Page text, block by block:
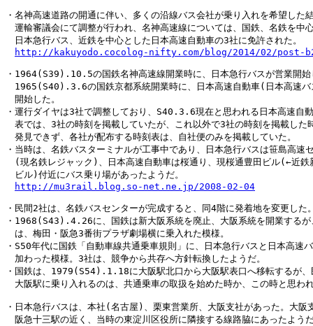
・名神高速道路の開通に伴い、多くの沿線バス会社が乗り入れを希望した
運輸審議会にて調整が行われ、名神高速線については、国鉄、名鉄を中
日本急行バス、近鉄を中心とした日本高速自動車の3社に免許された。
http://kakuyodo.cocolog-nifty.com/blog/2014/02/post-
・1964(S39).10.5の国鉄名神高速線開業時に、日本急行バスが営業開始
1965(S40).3.6の国鉄京都系統開業時に、日本高速自動車(日本高速バ
開始した。
・運行ダイヤは3社で調整しており、S40.3.6現在と思われる日本高速自
表では、3社の時刻を掲載していたが、これ以外で3社の時刻を掲載した
発見できず、各社が配布する時刻表は、自社便のみを掲載していた。
・当時は、名鉄バスターミナルが工事中であり、日本急行バスは笹島高速
(現名鉄レジャック)、日本高速自動車は桜通り、現桜通豊田ビル(←近鉄
ビル)付近にバス乗り場があったようだ。
http://mu3rail.blog.so-net.ne.jp/2008-02-04
・民間2社は、名鉄バスセンターが完成すると、同4階に発着地を変更した
・1968(S43).4.26に、国鉄は新大阪系統を廃止、大阪系統を開業するが
は、梅田・阪急3番街プラザ劇場横に乗入れた模様。
・S50年代に国鉄「自動車線共通乗車規則」に、日本急行バスと日本高速
加わった模様。3社は、競争から共存へ方針転換したようだ。
・国鉄は、1979(S54).1.18に大阪駅北口から大阪駅表口へ移転するが、
大阪駅に乗り入れるのは、共通乗車の取扱を始めた時か、この時と思わ
・日本急行バスは、本社(名古屋)、栗東営業所、大阪支社があった。大阪
阪急十三駅の近く、当時の東淀川区役所に隣接する線路脇にあったよう